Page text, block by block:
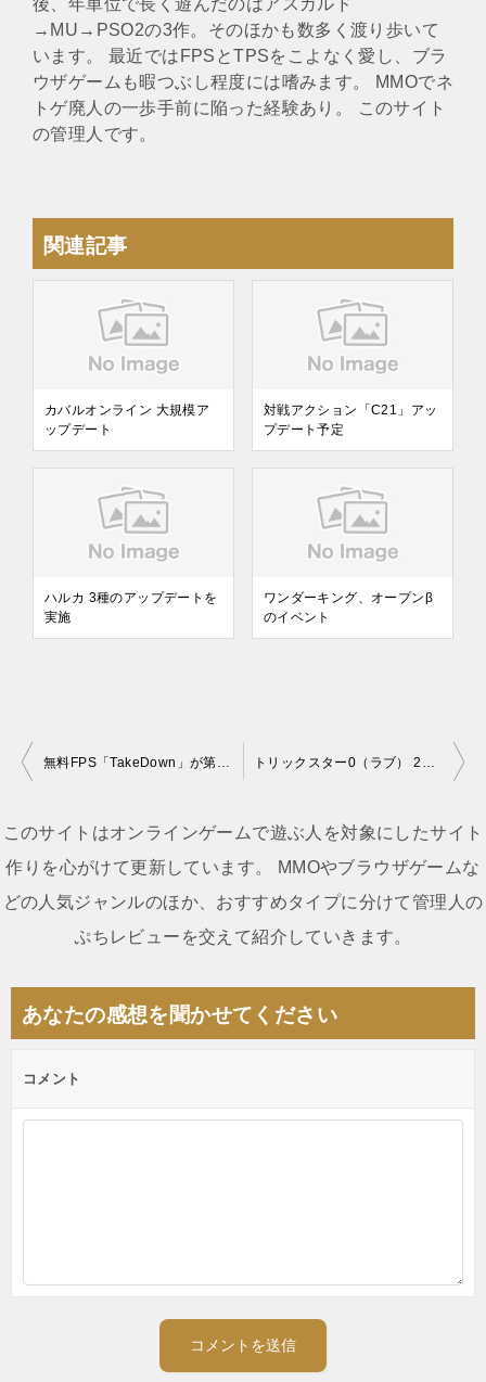
後、年単位で長く遊んだのはアスガルド
→MU→PSO2の3作。そのほかも数多く渡り歩いて
います。 最近ではFPSとTPSをこよなく愛し、ブラ
ウザゲームも暇つぶし程度には嗜みます。 MMOでネ
トゲ廃人の一歩手前に陥った経験あり。 このサイト
の管理人です。
関連記事
カバルオンライン 大規模ア
ップデート
対戦アクション「C21」アッ
プデート予定
ハルカ 3種のアップデートを
実施
ワンダーキング、オープンβ
のイベント
投
ナ
ビ
ゲ
シ
ョ
無料FPS「TakeDown」が第二次クローズドβのテスターを募集開始 トリックスター0（ラブ） 2008年1月22日(火)にアップデート
このサイトはオンラインゲームで遊ぶ人を対象にしたサイト
作りを心がけて更新しています。 MMOやブラウザゲームな
どの人気ジャンルのほか、おすすめタイプに分けて管理人の
ぷちレビューを交えて紹介していきます。
あなたの感想を聞かせてください
コメント